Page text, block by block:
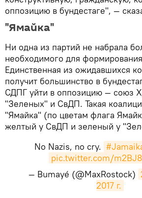
оппозицию в бундестаге", —
"Ямайка"
Ни одна из партий не набрала
необходимого для
Единственная из ожидавшихся
получит большинство в
СДПГ уйти в оппозицию — союз
"Зеленых" и СвДП. Такая
"Ямайка" (по цветам флага
желтый у СвДП и зеленый у
No Nazis, no cry.
pic.twitter.com/
— Bumayé (@MaxRostock)
2017 г.